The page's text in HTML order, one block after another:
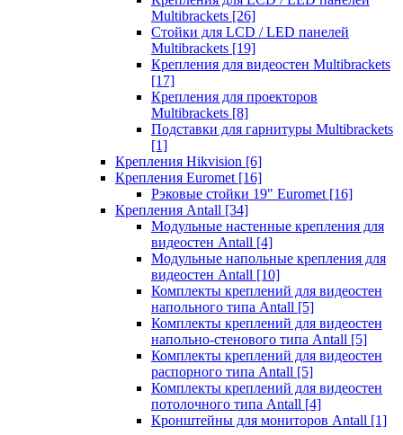
Multibrackets [26]
Стойки для LCD / LED панелей
Multibrackets [19]
Крепления для видеостен Multibrackets
[17]
Крепления для проекторов
Multibrackets [8]
Подставки для гарнитуры Multibrackets
[1]
Крепления Hikvision [6]
Крепления Euromet [16]
Рэковые стойки 19" Euromet [16]
Крепления Antall [34]
Модульные настенные крепления для
видеостен Antall [4]
Модульные напольные крепления для
видеостен Antall [10]
Комплекты креплений для видеостен
напольного типа Antall [5]
Комплекты креплений для видеостен
напольно-стенового типа Antall [5]
Комплекты креплений для видеостен
распорного типа Antall [5]
Комплекты креплений для видеостен
потолочного типа Antall [4]
Кронштейны для мониторов Antall [1]